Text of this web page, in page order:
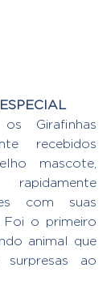
Girafinhas
recebidos
com suas
Foi o primeiro
animal que
ao